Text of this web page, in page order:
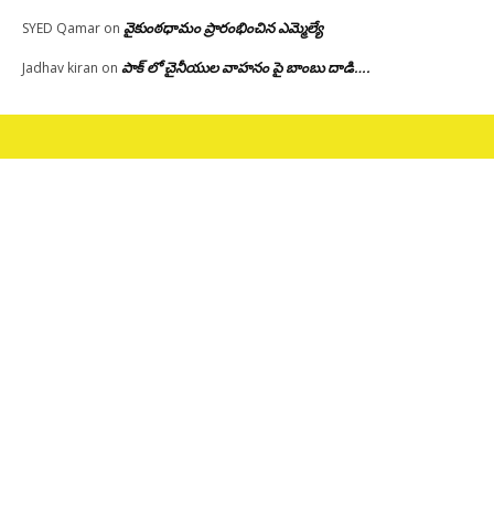
SYED Qamar on వైకుంఠధామం ప్రారంభించిన ఎమ్మెల్యే
Jadhav kiran on పాక్ లో చైనీయుల వాహనం పై బాంబు దాడి….